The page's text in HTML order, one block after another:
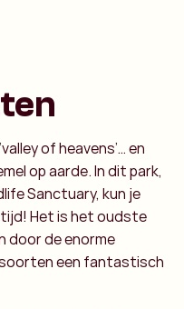
of heavens’… en
op aarde. In dit park,
Sanctuary, kun je
Het is het oudste
door de enorme
een fantastisch